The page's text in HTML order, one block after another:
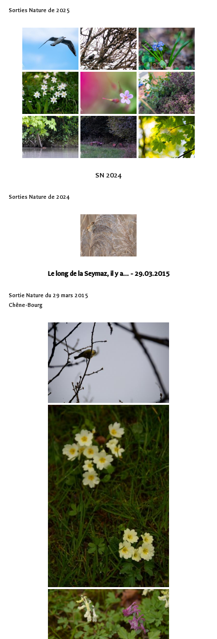
Sorties Nature de 2025
SN 2024
Sorties Nature de 2024
Le long de la Seymaz, il y a... - 29.03.2015
Sortie Nature du 29 mars 2015
Chêne-Bourg